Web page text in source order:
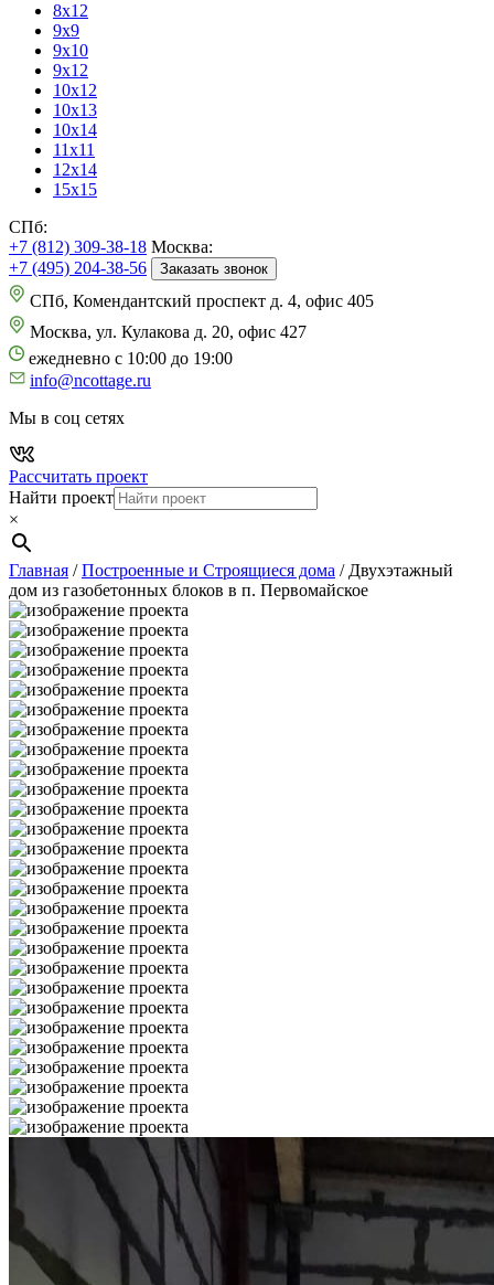
8х12
9х9
9х10
9х12
10х12
10х13
10х14
11х11
12х14
15х15
СПб:
+7 (812) 309-38-18 Москва:
+7 (495) 204-38-56
Заказать звонок
СПб, Комендантский проспект д. 4, офис 405
Москва, ул. Кулакова д. 20, офис 427
ежедневно с 10:00 до 19:00
info@ncottage.ru
Мы в соц сетях
Рассчитать проект
Найти проект
×
Главная /Построенные и Строящиеся дома / Двухэтажный
дом из газобетонных блоков в п. Первомайское